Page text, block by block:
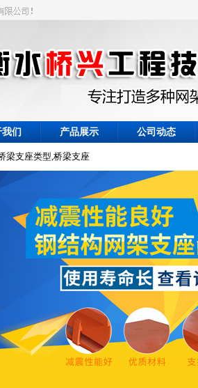
们 产品展示 公司动态
梁支座类型,桥梁支座